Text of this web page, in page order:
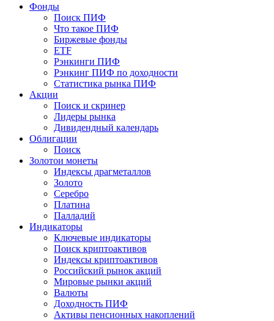
Фонды
Поиск ПИФ
Что такое ПИФ
Биржевые фонды
ETF
Рэнкинги ПИФ
Рэнкинг ПИФ по доходности
Статистика рынка ПИФ
Акции
Поиск и скринер
Лидеры рынка
Дивидендный календарь
Облигации
Поиск
Золотои монеты
Индексы драгметаллов
Золото
Серебро
Платина
Палладий
Индикаторы
Ключевые индикаторы
Поиск криптоактивов
Индексы криптоактивов
Российский рынок акций
Мировые рынки акций
Валюты
Доходность ПИФ
Активы пенсионных накоплений